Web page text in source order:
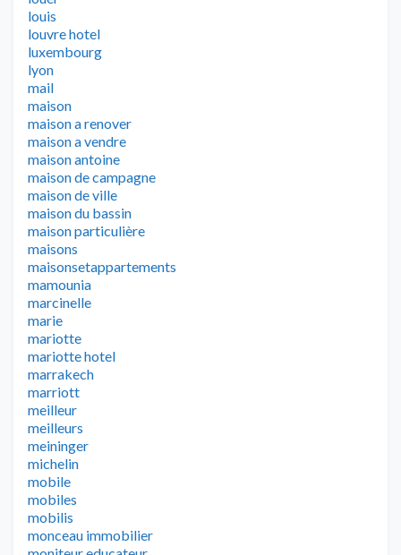
louis
louvre hotel
luxembourg
lyon
mail
maison
maison a renover
maison a vendre
maison antoine
maison de campagne
maison de ville
maison du bassin
maison particulière
maisons
maisonsetappartements
mamounia
marcinelle
marie
mariotte
mariotte hotel
marrakech
marriott
meilleur
meilleurs
meininger
michelin
mobile
mobiles
mobilis
monceau immobilier